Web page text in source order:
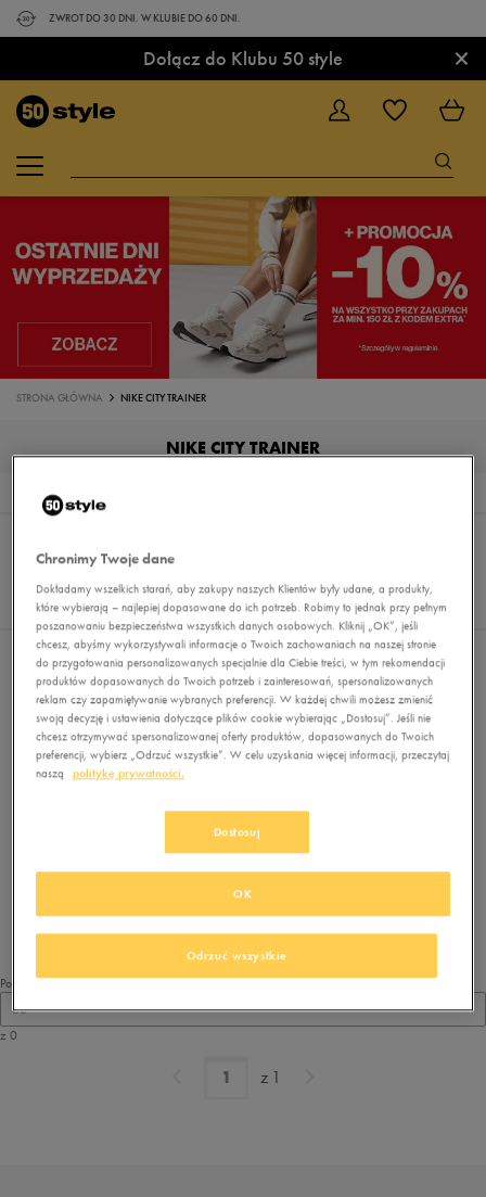
ZWROT DO 30 DNI. W KLUBIE DO 60 DNI.
Dołącz do Klubu 50 style ×
STRONA GŁÓWNA NIKE CITY TRAINER
NIKE CITY TRAINER
Wyników
60
z 0
Nie wybrano filtrów
Brak produktów do wyświetlenia
Zmień kryteria wyszukiwania lub
usuń wybrane filtry
Pokaż
60
z 0
z 1
Chronimy Twoje dane
Dokładamy wszelkich starań, aby zakupy naszych Klientów były udane, a produkty,
które wybierają – najlepiej dopasowane do ich potrzeb. Robimy to jednak przy pełnym
poszanowaniu bezpieczeństwa wszystkich danych osobowych. Kliknij „OK”, jeśli
chcesz, abyśmy wykorzystywali informacje o Twoich zachowaniach na naszej stronie
do przygotowania personalizowanych specjalnie dla Ciebie treści, w tym rekomendacji
produktów dopasowanych do Twoich potrzeb i zainteresowań, spersonalizowanych
reklam czy zapamiętywanie wybranych preferencji. W każdej chwili możesz zmienić
swoją decyzję i ustawienia dotyczące plików cookie wybierając „Dostosuj”. Jeśli nie
chcesz otrzymywać spersonalizowanej oferty produktów, dopasowanych do Twoich
preferencji, wybierz „Odrzuć wszystkie”. W celu uzyskania więcej informacji, przeczytaj
naszą
politykę prywatności.
Dostosuj
Odrzuć wszystkie
OK